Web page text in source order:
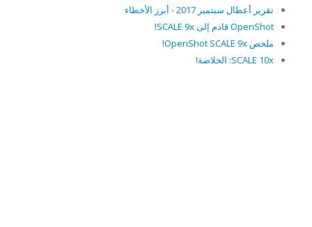
تقرير أعطال سبتمبر 2017 - أبرز الأخطاء
OpenShot قادم إلى SCALE 9x!
ملخص OpenShot SCALE 9x!
SCALE 10x: الخلاصة!